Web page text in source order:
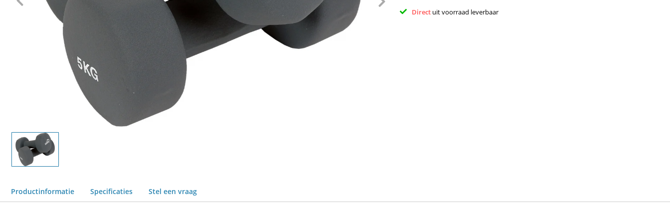
Direct uit voorraad leverbaar
Productinformatie Specificaties Stel een vraag